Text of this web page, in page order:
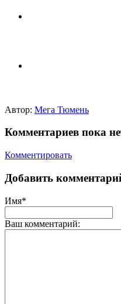
Автор: Мега Тюмень
Комментариев пока
Комментировать
Добавить
Имя*
Ваш комментарий: